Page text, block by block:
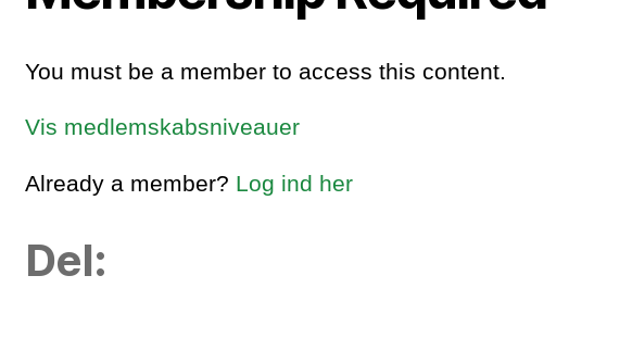
You must be a member to access this content.
Vis medlemskabsniveauer
Already a member? Log ind her
Del: